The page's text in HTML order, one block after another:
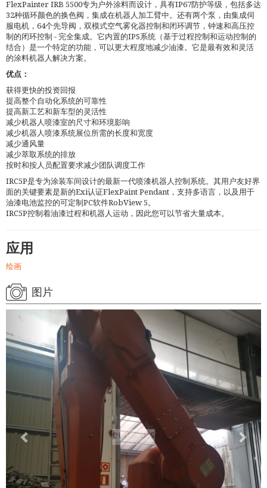
FlexPainter IRB 5500专为户外涂料而设计，具有IP67防护等级，包括多达
32种循环颜色的换色阀，集成在机器人加工臂中。还有两个泵，由集成伺
服电机，64个先导阀，双模式空气雾化器控制和闭环调节，钟速和高压控
制的闭环控制 - 完全集成。它内置的IPS系统（基于过程控制和运动控制的
结合）是一个特定的功能，可以更大程度地减少油漆。它是最有效和灵活
的涂料机器人解决方案。
优点：
获得更快的投资回报
提高整个自动化系统的可靠性
提高新工艺和新车型的灵活性
减少机器人喷漆室的尺寸和环境影响
减少机器人喷漆系统展位所需的长度和宽度
减少通风量
减少萃取系统的排放
按时和按人员配置要求减少团队调度工作
IRC5P是专为涂装车间设计的最新一代喷漆机器人控制系统。其用户友好界
面的关键要素是新的Exi认证FlexPaint Pendant，支持多语言，以及用于
油漆电池监控的可定制PC软件RobView 5。
IRC5P控制着油漆过程和机器人运动，因此您可以节省大量成本。
应用
绘画
图片